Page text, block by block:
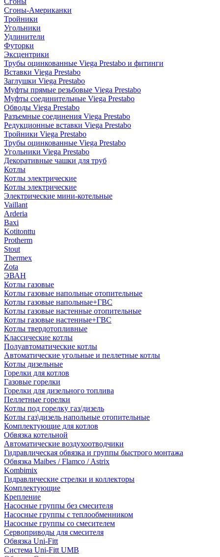
Сгоны-Американки
Тройники
Угольники
Удлинители
Футорки
Эксцентрики
Трубы оцинкованные Viega Prestabo и фитинги
Вставки Viega Prestabo
Заглушки Viega Prestabo
Муфты прямые резьбовые Viega Prestabo
Муфты соединительные Viega Prestabo
Обводы Viega Prestabo
Разъемные соединения Viega Prestabo
Редукционные вставки Viega Prestabo
Тройники Viega Prestabo
Трубы оцинкованные Viega Prestabo
Угольники Viega Prestabo
Декоративные чашки для труб
Котлы
Котлы электрические
Котлы электрические
Электрические мини-котельные
Vaillant
Arderia
Baxi
Kotitonttu
Protherm
Stout
Thermex
Zota
ЭВАН
Котлы газовые
Котлы газовые напольные отопительные
Котлы газовые напольные+ГВС
Котлы газовые настенные отопительные
Котлы газовые настенные+ГВС
Котлы твердотопливные
Классические котлы
Полуавтоматические котлы
Автоматические угольные и пеллетные котлы
Котлы дизельные
Горелки для котлов
Газовые горелки
Горелки для дизельного топлива
Пеллетные горелки
Котлы под горелку газ/дизель
Котлы газ\дизель напольные отопительные
Комплектующие для котлов
Обвязка котельной
Автоматические воздухоотводчики
Гидравлическая обвязка и группы быстрого монтажа
Обвязка Maibes / Flamco / Astrix
Kombimix
Гидравлические стрелки и коллекторы
Комплектующие
Крепление
Насосные группы без смесителя
Насосные группы с теплообменником
Насосные группы со смесителем
Сервоприводы для смесителя
Обвязка Uni-Fitt
Система Uni-Fitt UMB